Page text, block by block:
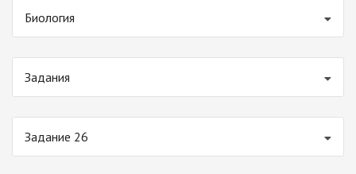
Биология
Задания
Задание 26